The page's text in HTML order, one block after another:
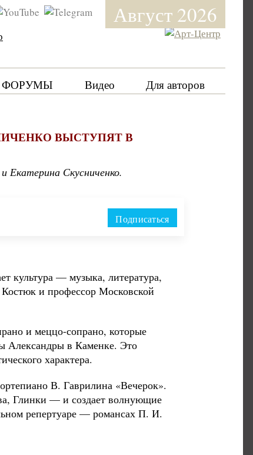
Август 2026
ФОРУМЫ Видео Для авторов
ВЫСТУПЯТ В
Екатерина Скусниченко.
Подписаться
культура — музыка, литература,
и профессор Московской
и меццо-сопрано, которые
Александры в Каменке. Это
характера.
В. Гаврилина «Вечерок».
Глинки — и создает волнующие
репертуаре — романсах П. И.